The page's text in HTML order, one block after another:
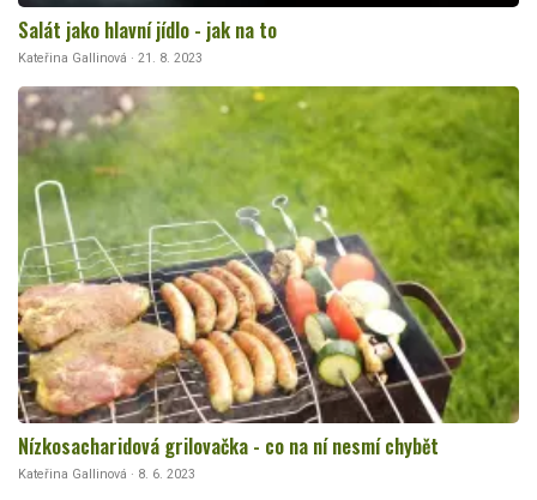
Salát jako hlavní jídlo - jak na to
Kateřina Gallinová · 21. 8. 2023
Nízkosacharidová grilovačka - co na ní nesmí chybět
Kateřina Gallinová · 8. 6. 2023